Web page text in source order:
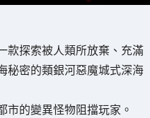
款探索被人類所放棄、充滿
秘密的類銀河惡魔城式深海
的變異怪物阻擋玩家。